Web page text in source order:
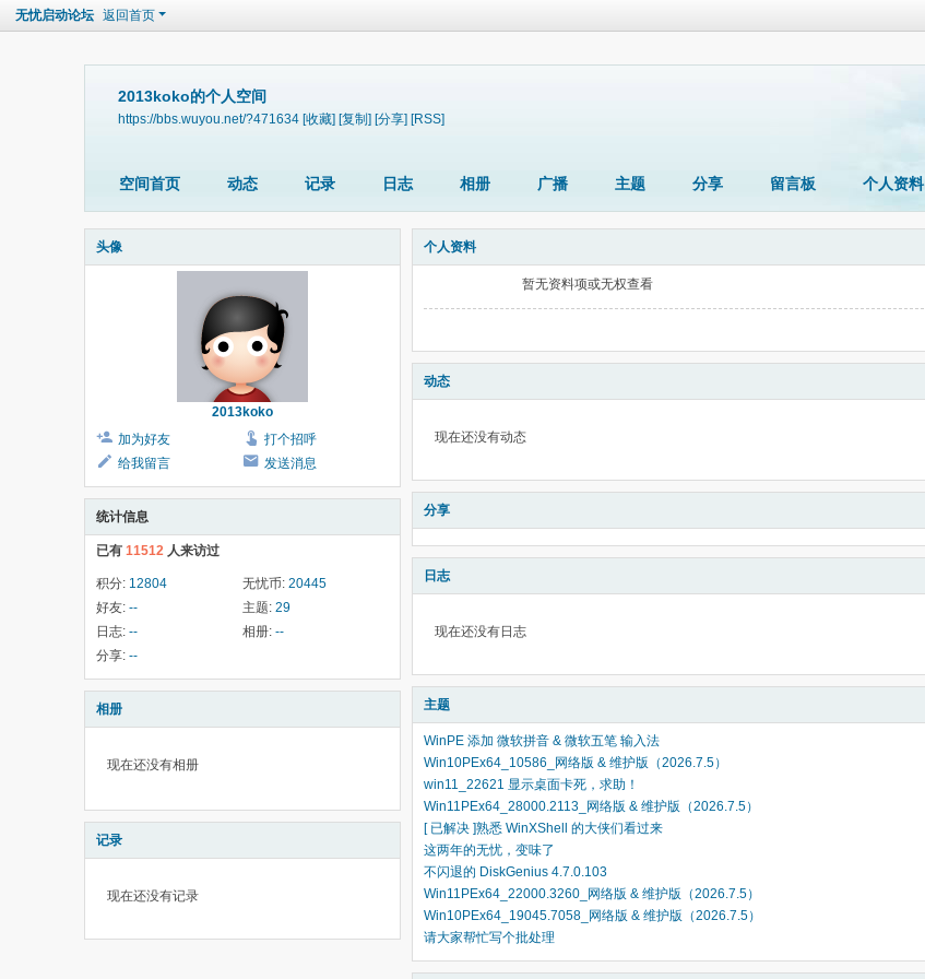
无忧启动论坛 返回首页
2013koko的个人空间
https://bbs.wuyou.net/?471634 [收藏] [复制] [分享] [RSS]
空间首页 动态 记录 日志 相册 广播 主题 分享 留言板 个人资料
头像
2013koko
加为好友
打个招呼
给我留言
发送消息
统计信息
已有 11512 人来访过
积分: 12804 无忧币: 20445
好友: -- 主题: 29
日志: -- 相册: --
分享: --
相册
现在还没有相册
记录
现在还没有记录
个人资料
暂无资料项或无权查看
动态
现在还没有动态
分享
日志
现在还没有日志
主题
WinPE 添加 微软拼音 & 微软五笔 输入法
Win10PEx64_10586_网络版 & 维护版（2026.7.5）
win11_22621 显示桌面卡死，求助！
Win11PEx64_28000.2113_网络版 & 维护版（2026.7.5）
[ 已解决 ]熟悉 WinXShell 的大侠们看过来
这两年的无忧，变味了
不闪退的 DiskGenius 4.7.0.103
Win11PEx64_22000.3260_网络版 & 维护版（2026.7.5）
Win10PEx64_19045.7058_网络版 & 维护版（2026.7.5）
请大家帮忙写个批处理